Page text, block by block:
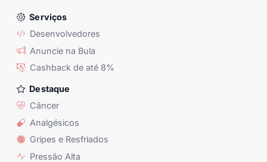
Serviços
Desenvolvedores
Anuncie na Bula
Cashback de até 8%
Destaque
Câncer
Analgésicos
Gripes e Resfriados
Pressão Alta